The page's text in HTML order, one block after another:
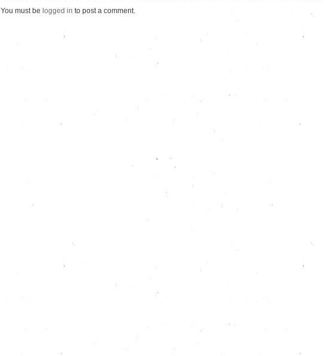
You must be logged in to post a comment.